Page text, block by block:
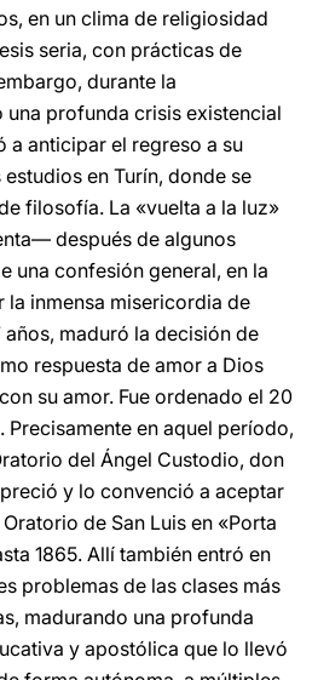
en un clima de religiosidad
seria, con prácticas de
durante la
profunda crisis existencial
a anticipar el regreso a su
en Turín, donde se
filosofía. La «vuelta a la luz»
después de algunos
una confesión general, en la
inmensa misericordia de
años, maduró la decisión de
respuesta de amor a Dios
su amor. Fue ordenado el 20
Precisamente en aquel período,
del Ángel Custodio, don
y lo convenció a aceptar
de San Luis en «Porta
1865. Allí también entró en
problemas de las clases más
madurando una profunda
y apostólica que lo llevó